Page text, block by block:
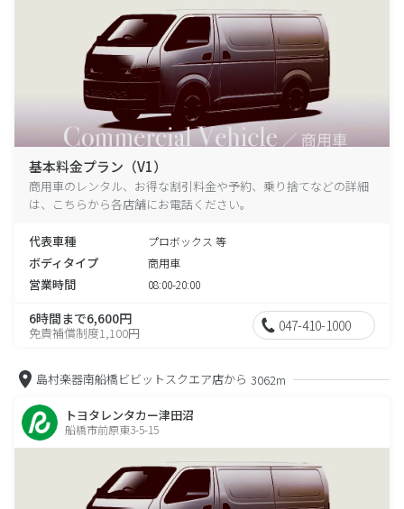
基本料金プラン（V1）
商用車のレンタル、お得な割引料金や予約、乗り捨てなどの詳細
は、こちらから各店舗にお電話ください。
代表車種 プロボックス 等
ボディタイプ 商用車
営業時間 08:00-20:00
6時間まで6,600円
免責補償制度1,100円 047-410-1000
島村楽器南船橋ビビットスクエア店から 3062m
トヨタレンタカー津田沼
船橋市前原東3-5-15